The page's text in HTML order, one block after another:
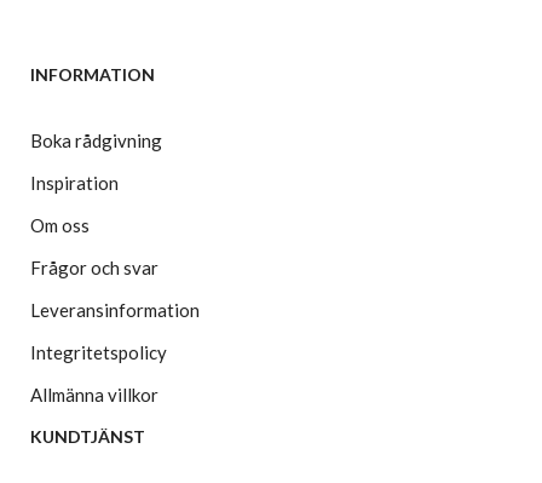
INFORMATION
Boka rådgivning
Inspiration
Om oss
Frågor och svar
Leveransinformation
Integritetspolicy
Allmänna villkor
KUNDTJÄNST